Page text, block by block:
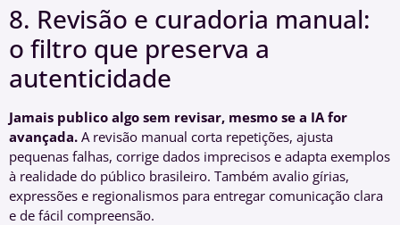
8. Revisão e curadoria manual:
o filtro que preserva a
autenticidade
Jamais publico algo sem revisar, mesmo se a IA for
avançada. A revisão manual corta repetições, ajusta
pequenas falhas, corrige dados imprecisos e adapta exemplos
à realidade do público brasileiro. Também avalio gírias,
expressões e regionalismos para entregar comunicação clara
e de fácil compreensão.